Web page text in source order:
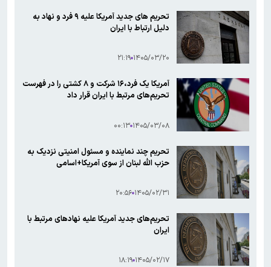
تحریم های جدید آمریکا علیه ۹ فرد و نهاد به
دلیل ارتباط با ایران
۱۴۰۵/۰۳/۲۰ ۲۱:۱۹
آمریکا یک فرد،۱۶ شرکت و ۸ کشتی را در فهرست
تحریم‌های مرتبط با ایران قرار داد
۱۴۰۵/۰۳/۰۸ ۰۰:۱۳
تحریم چند نماینده و مسئول امنیتی نزدیک به
حزب الله لبنان از سوی آمریکا+اسامی
۱۴۰۵/۰۲/۳۱ ۲۰:۵۶
تحریم‌های جدید آمریکا علیه نهادهای مرتبط با
ایران
۱۴۰۵/۰۲/۱۷ ۱۸:۱۹